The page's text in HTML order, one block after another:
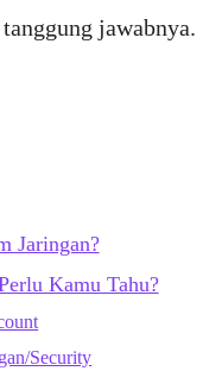
jawabnya.
Jaringan?
Kamu Tahu?
Security